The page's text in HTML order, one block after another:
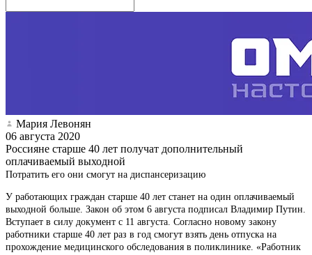
Мария Левонян
06 августа 2020
Россияне старше 40 лет получат дополнительный
оплачиваемый выходной
Потратить его они смогут на диспансеризацию
У работающих граждан старше 40 лет станет на один оплачиваемый
выходной больше. Закон об этом 6 августа подписал Владимир Путин.
Вступает в силу документ с 11 августа. Согласно новому закону
работники старше 40 лет раз в год смогут взять день отпуска на
прохождение медицинского обследования в поликлинике. «Работник